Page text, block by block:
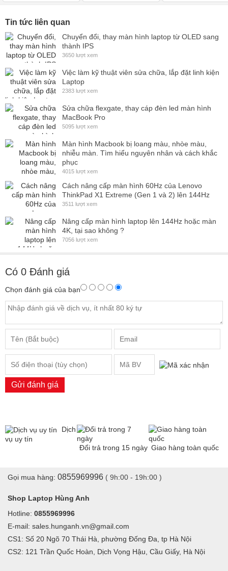
Tin tức liên quan
Chuyển đổi, thay màn hình laptop từ OLED sang
thành IPS
3650 lượt xem
Việc làm kỹ thuật viên sửa chữa, lắp đặt linh kiện
Laptop
2383 lượt xem
Sửa chữa flexgate, thay cáp đèn led màn hình
MacBook Pro
5095 lượt xem
Màn hình Macbook bị loang màu, nhòe màu,
nhiễu màn. Tìm hiểu nguyên nhân và cách khắc
phục
4015 lượt xem
Cách nâng cấp màn hình 60Hz của Lenovo
ThinkPad X1 Extreme (Gen 1 và 2) lên 144Hz
3511 lượt xem
Nâng cấp màn hình laptop lên 144Hz hoặc màn
4K, tại sao không ?
7056 lượt xem
Có 0 Đánh giá
Chọn đánh giá của bạn
Gửi đánh giá
Dịch
vụ uy tín
Đổi trả trong 15 ngày Giao hàng toàn quốc
Gọi mua hàng: 0855969996 ( 9h:00 - 19h:00 )
Shop Laptop Hùng Anh
Hotline: 0855969996
E-mail: sales.hunganh.vn@gmail.com
CS1: Số 20 Ngõ 70 Thái Hà, phường Đống Đa, tp Hà Nội
CS2: 121 Trần Quốc Hoàn, Dịch Vọng Hậu, Cầu Giấy, Hà Nội